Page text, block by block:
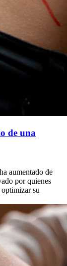
de una
aumentado de
por quienes
su